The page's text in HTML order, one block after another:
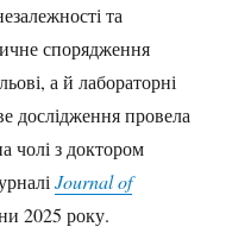
та
спорядження
а й лабораторні
дослідження провела
чолі з доктором
Journal of
2025 року.